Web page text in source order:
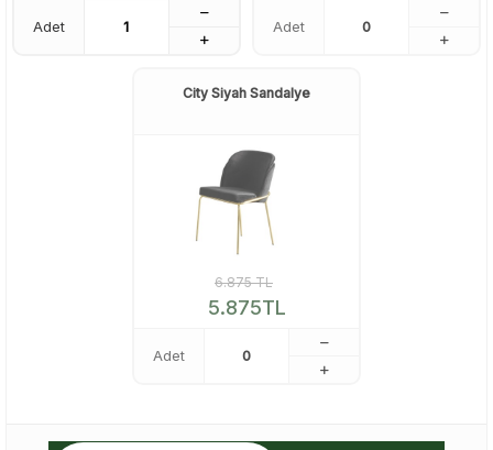
Adet Adet
City Siyah Sandalye
6.875TL
5.875TL
Adet